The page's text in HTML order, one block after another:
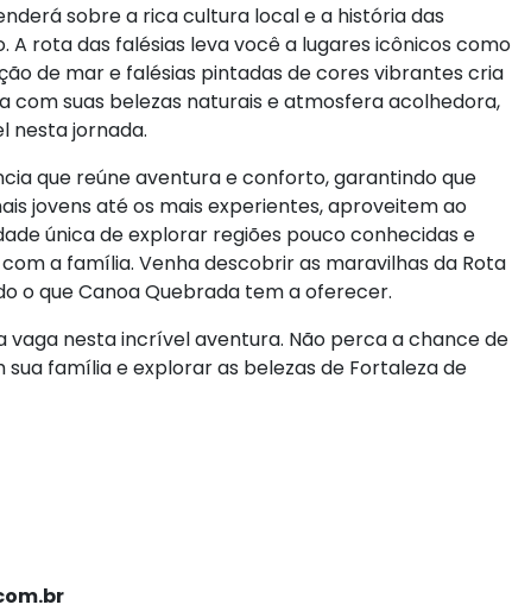
sobre a rica cultura local e a história das
A rota das falésias leva você a lugares icônicos como
de mar e falésias pintadas de cores vibrantes cria
com suas belezas naturais e atmosfera acolhedora,
nesta jornada.
que reúne aventura e conforto, garantindo que
jovens até os mais experientes, aproveitem ao
única de explorar regiões pouco conhecidas e
a família. Venha descobrir as maravilhas da Rota
o que Canoa Quebrada tem a oferecer.
vaga nesta incrível aventura. Não perca a chance de
família e explorar as belezas de Fortaleza de